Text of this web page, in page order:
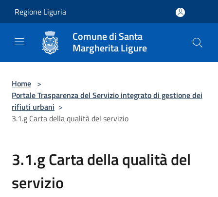
Regione Liguria
Comune di Santa
Margherita Ligure
Home >
Portale Trasparenza del Servizio integrato di gestione dei
rifiuti urbani >
3.1.g Carta della qualità del servizio
3.1.g Carta della qualità del
servizio